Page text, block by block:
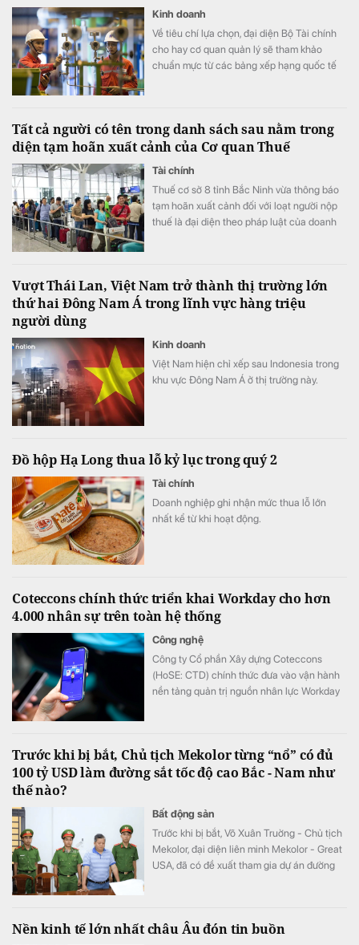
Kinh doanh
Về tiêu chí lựa chọn, đại diện Bộ Tài chính
cho hay cơ quan quản lý sẽ tham khảo
chuẩn mực từ các bảng xếp hạng quốc tế
tiêu tài chính quan trọng khác.
Tất cả người có tên trong danh sách sau nằm trong
diện tạm hoãn xuất cảnh của Cơ quan Thuế
Tài chính
Thuế cơ sở 8 tỉnh Bắc Ninh vừa thông báo
tạm hoãn xuất cảnh đối với loạt người nộp
thuế là đại diện theo pháp luật của doanh
Vượt Thái Lan, Việt Nam trở thành thị trường lớn
thứ hai Đông Nam Á trong lĩnh vực hàng triệu
người dùng
Kinh doanh
Việt Nam hiện chỉ xếp sau Indonesia trong
khu vực Đông Nam Á ở thị trường này.
Đồ hộp Hạ Long thua lỗ kỷ lục trong quý 2
Tài chính
Doanh nghiệp ghi nhận mức thua lỗ lớn
nhất kể từ khi hoạt động.
Coteccons chính thức triển khai Workday cho hơn
4.000 nhân sự trên toàn hệ thống
Công nghệ
Công ty Cổ phần Xây dựng Coteccons
(HoSE: CTD) chính thức đưa vào vận hành
nền tảng quản trị nguồn nhân lực Workday
Trước khi bị bắt, Chủ tịch Mekolor từng “nổ” có đủ
100 tỷ USD làm đường sắt tốc độ cao Bắc - Nam như
thế nào?
Bất động sản
Trước khi bị bắt, Võ Xuân Truờng - Chủ tịch
Mekolor, đại diện liên minh Mekolor - Great
USA, đã có đề xuất tham gia dự án đường
Nền kinh tế lớn nhất châu Âu đón tin buồn